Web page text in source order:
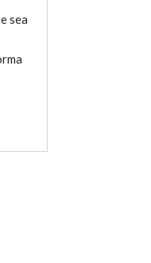
sea